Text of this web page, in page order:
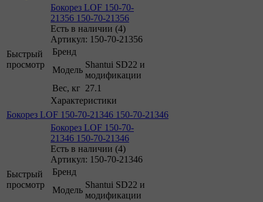
Быстрый
просмотр
Бокорез LOF 150-70-
21356 150-70-21356
Есть в наличии (4)
Артикул: 150-70-21356
Бренд
Модель
Shantui SD22 и
модификации
Вес, кг 27.1
Характеристики
Бокорез LOF 150-70-21346 150-70-21346
Быстрый
просмотр
Бокорез LOF 150-70-
21346 150-70-21346
Есть в наличии (4)
Артикул: 150-70-21346
Бренд
Модель
Shantui SD22 и
модификации